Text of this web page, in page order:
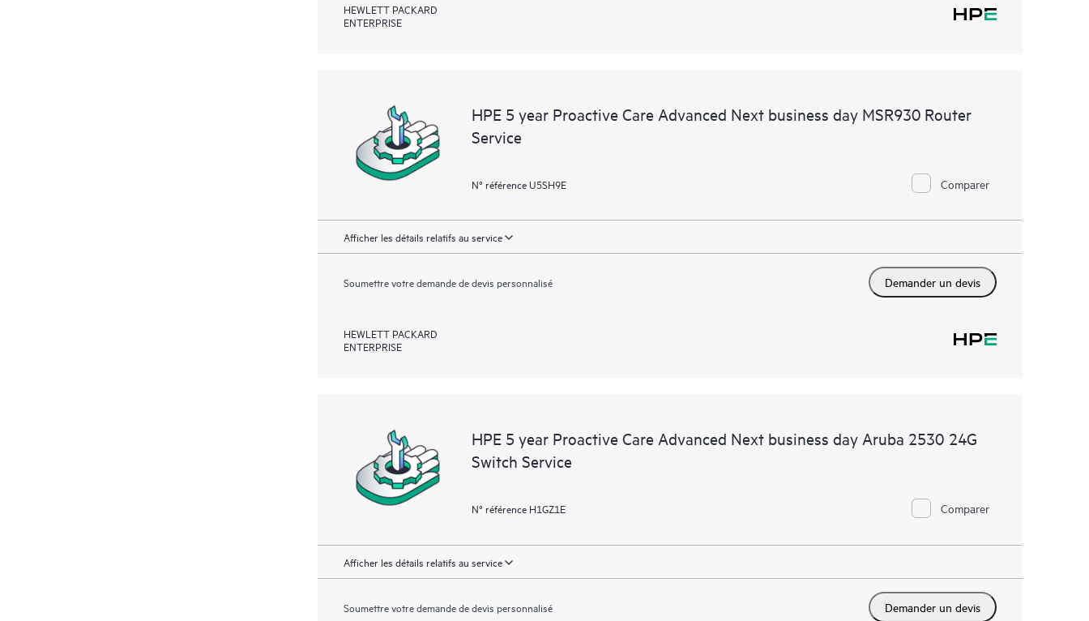
HEWLETT PACKARD
ENTERPRISE
HPE 5 year Proactive Care Advanced Next business day MSR930 Router
Service
N° référence U5SH9E Comparer
Afficher les détails relatifs au service
Soumettre votre demande de devis personnalisé Demander un devis
HEWLETT PACKARD
ENTERPRISE
HPE 5 year Proactive Care Advanced Next business day Aruba 2530 24G
Switch Service
N° référence H1GZ1E Comparer
Afficher les détails relatifs au service
Soumettre votre demande de devis personnalisé Demander un devis